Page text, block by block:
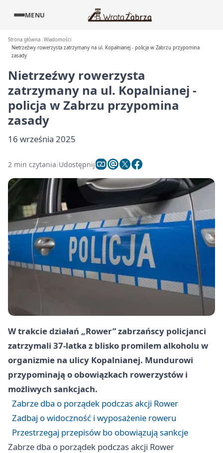
MENU
Strona główna Wiadomości
Nietrzeźwy rowerzysta zatrzymany na ul. Kopalnianej - policja w Zabrzu przypomina
zasady
Nietrzeźwy rowerzysta
zatrzymany na ul. Kopalnianej -
policja w Zabrzu przypomina
zasady
16 września 2025
2 min czytania Udostępnij
W trakcie działań „Rower” zabrzańscy policjanci
zatrzymali 37-latka z blisko promilem alkoholu w
organizmie na ulicy Kopalnianej. Mundurowi
przypominają o obowiązkach rowerzystów i
możliwych sankcjach.
Zabrze dba o porządek podczas akcji Rower
Zadbaj o widoczność i wyposażenie roweru
Przestrzegaj przepisów bo obowiązują sankcje
Zabrze dba o porządek podczas akcji Rower